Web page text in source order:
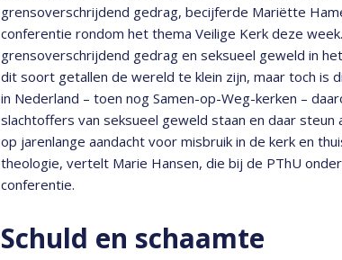
grensoverschrijdend gedrag, becijferde Mariëtte
conferentie rondom het thema Veilige Kerk deze
grensoverschrijdend gedrag en seksueel geweld in
dit soort getallen de wereld te klein zijn, maar toch is
in Nederland – toen nog Samen-op-Weg-kerken –
slachtoffers van seksueel geweld staan en daar
op jarenlange aandacht voor misbruik in de kerk en
theologie, vertelt Marie Hansen, die bij de PThU
conferentie.
Schuld en schaamte